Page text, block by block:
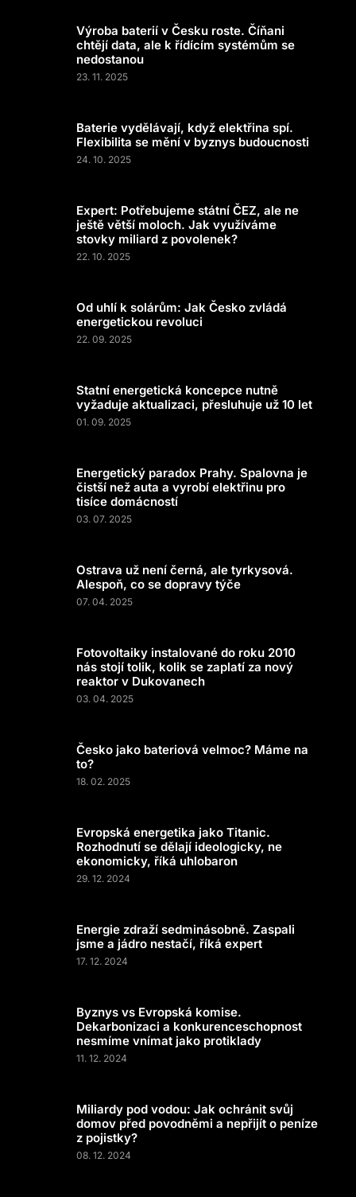
Výroba baterií v Česku roste. Číňani
chtějí data, ale k řídícím systémům se
nedostanou
23. 11. 2025
Baterie vydělávají, když elektřina spí.
Flexibilita se mění v byznys budoucnosti
24. 10. 2025
Expert: Potřebujeme státní ČEZ, ale ne
ještě větší moloch. Jak využíváme
stovky miliard z povolenek?
22. 10. 2025
Od uhlí k solárům: Jak Česko zvládá
energetickou revoluci
22. 09. 2025
Statní energetická koncepce nutně
vyžaduje aktualizaci, přesluhuje už 10 let
01. 09. 2025
Energetický paradox Prahy. Spalovna je
čistší než auta a vyrobí elektřinu pro
tisíce domácností
03. 07. 2025
Ostrava už není černá, ale tyrkysová.
Alespoň, co se dopravy týče
07. 04. 2025
Fotovoltaiky instalované do roku 2010
nás stojí tolik, kolik se zaplatí za nový
reaktor v Dukovanech
03. 04. 2025
Česko jako bateriová velmoc? Máme na
to?
18. 02. 2025
Evropská energetika jako Titanic.
Rozhodnutí se dělají ideologicky, ne
ekonomicky, říká uhlobaron
29. 12. 2024
Energie zdraží sedminásobně. Zaspali
jsme a jádro nestačí, říká expert
17. 12. 2024
Byznys vs Evropská komise.
Dekarbonizaci a konkurenceschopnost
nesmíme vnímat jako protiklady
11. 12. 2024
Miliardy pod vodou: Jak ochránit svůj
domov před povodněmi a nepřijít o peníze
z pojistky?
08. 12. 2024